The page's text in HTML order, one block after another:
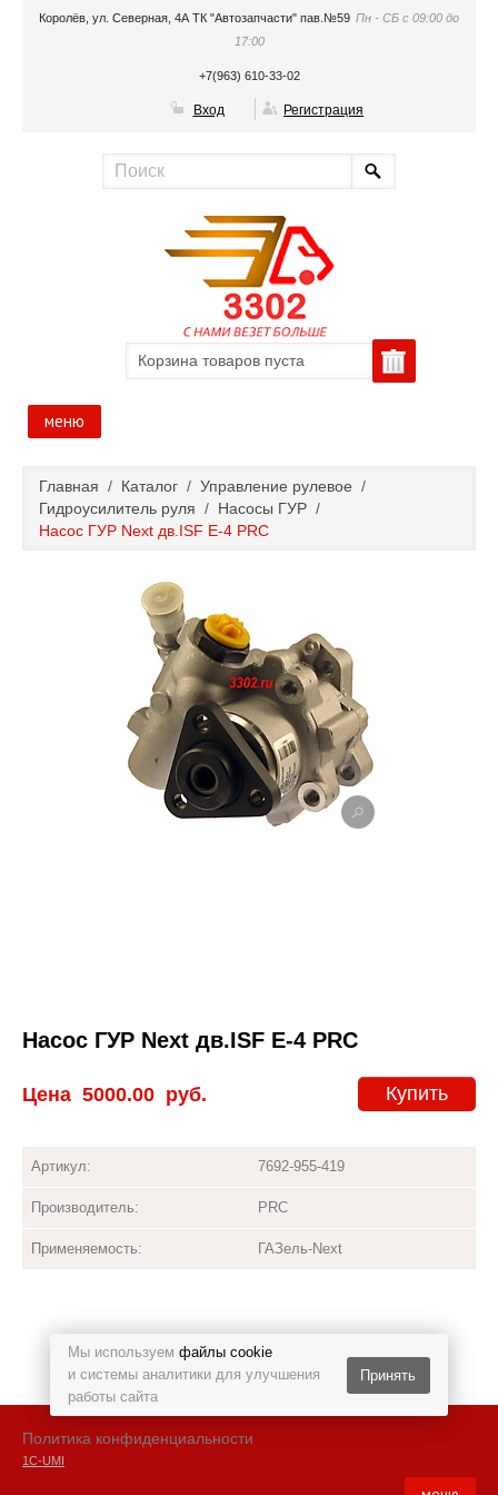
Мы используем файлы cookie
и системы аналитики для улучшения
работы сайта
Принять
Королёв, ул. Северная, 4А ТК "Автозапчасти" пав.№59 Пн - СБ с 09:00 до
17:00
+7(963) 610-33-02
Вход Регистрация
Корзина товаров пуста
меню
Каталог
Полезные статьи
Покупка и оплата
Главная / Каталог / Управление рулевое /
Гидроусилитель руля / Насосы ГУР /
Насос ГУР Next дв.ISF Е-4 PRC
Насос ГУР Next дв.ISF Е-4 PRC
Купить
Цена 5000.00 руб.
Артикул: 7692-955-419
Производитель: PRC
Применяемость: ГАЗель-Next
Политика конфиденциальности
1С-UMI